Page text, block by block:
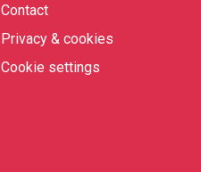
Contact
Privacy & cookies
Cookie settings